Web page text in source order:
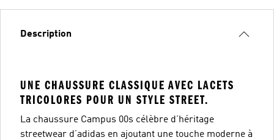
Description
UNE CHAUSSURE CLASSIQUE AVEC LACETS
TRICOLORES POUR UN STYLE STREET.
La chaussure Campus 00s célèbre d’héritage
streetwear d’adidas en ajoutant une touche moderne à